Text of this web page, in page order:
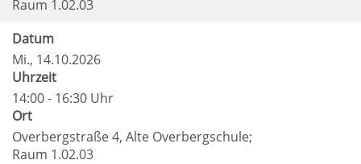
Raum 1.02.03
Datum
Mi., 14.10.2026
Uhrzeit
14:00 - 16:30 Uhr
Ort
Overbergstraße 4, Alte Overbergschule;
Raum 1.02.03